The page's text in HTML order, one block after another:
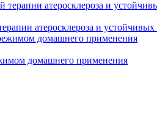
атеросклероза и
домашнего применения